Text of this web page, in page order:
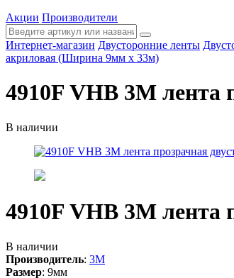
Акции Производители
Интернет-магазин Двусторонние ленты
акриловая (Ширина 9мм х 33м)
4910F VHB 3М лента
В наличии
4910F VHB 3М лента
В наличии
Производитель: 3M
Размер: 9мм